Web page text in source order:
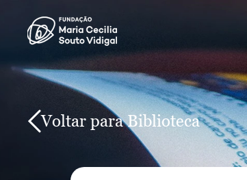
Voltar para Biblioteca